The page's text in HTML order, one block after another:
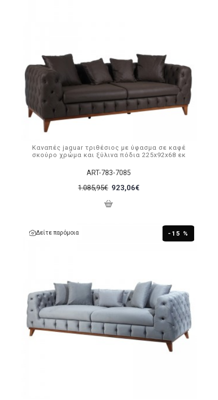
ART-783-7085
Καναπές jaguar τριθέσιος με ύφασμα σε καφέ
σκούρο χρώμα και ξύλινα πόδια 225x92x68 εκ
1.085,95€ 923,06€
-15 %
Δείτε παρόμοια